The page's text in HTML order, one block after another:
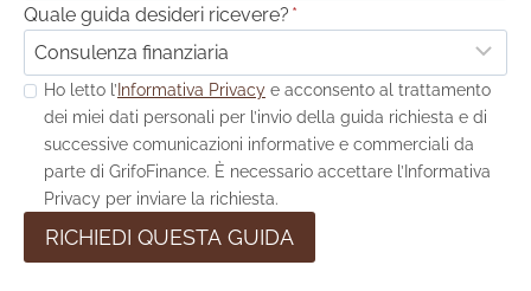
Quale guida desideri ricevere? *
Ho letto l’Informativa Privacye acconsento al trattamento
dei miei dati personali per l’invio della guida richiesta e di
successive comunicazioni informative e commerciali da
parte di GrifoFinance. È necessario accettare l’Informativa
Privacy per inviare la richiesta.
RICHIEDI QUESTA GUIDA